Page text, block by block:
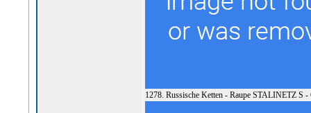
1278. Russische Ketten - Raupe STALINETZ S